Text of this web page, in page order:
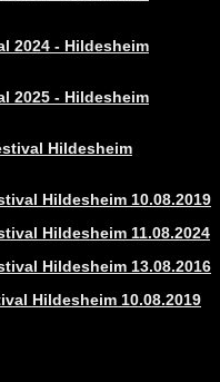
2024 - Hildesheim
2025 - Hildesheim
Hildesheim
Hildesheim 10.08.2019
Hildesheim 11.08.2024
Hildesheim 13.08.2016
Hildesheim 10.08.2019